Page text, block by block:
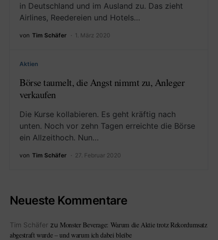
in Deutschland und im Ausland zu. Das zieht
Airlines, Reedereien und Hotels…
von Tim Schäfer 1. März 2020
Aktien
Börse taumelt, die Angst nimmt zu, Anleger
verkaufen
Die Kurse kollabieren. Es geht kräftig nach
unten. Noch vor zehn Tagen erreichte die Börse
ein Allzeithoch. Nun…
von Tim Schäfer 27. Februar 2020
Neueste Kommentare
Tim Schäfer zu Monster Beverage: Warum die Aktie trotz Rekordumsatz
abgestraft wurde – und warum ich dabei bleibe